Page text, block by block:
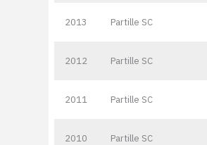
2013 Partille SC
2012 Partille SC
2011 Partille SC
2010 Partille SC